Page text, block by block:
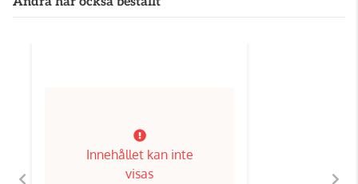
Innehållet kan inte
visas